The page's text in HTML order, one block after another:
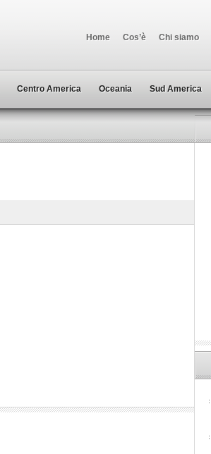
Home Cos’è Chi siamo
Centro America Oceania Sud America